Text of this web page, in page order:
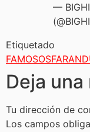
—
Etiquetado
FAMOSOS
Deja
Tu dirección de
Los campos